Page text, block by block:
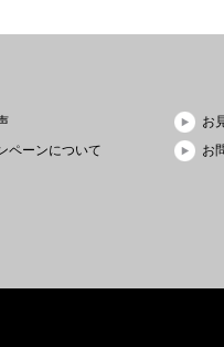
ペーンについて
お
お